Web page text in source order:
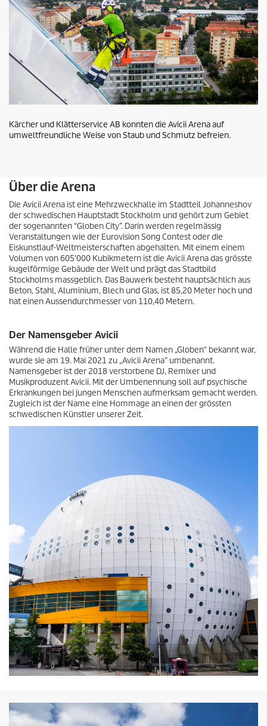
Kärcher und Klätterservice AB konnten die Avicii Arena auf
umweltfreundliche Weise von Staub und Schmutz befreien.
Über die Arena
Die Avicii Arena ist eine Mehrzweckhalle im Stadtteil Johanneshov
der schwedischen Hauptstadt Stockholm und gehört zum Gebiet
der sogenannten “Globen City”. Darin werden regelmässig
Veranstaltungen wie der Eurovision Song Contest oder die
Eiskunstlauf-Weltmeisterschaften abgehalten. Mit einem einem
Volumen von 605'000 Kubikmetern ist die Avicii Arena das grösste
kugelförmige Gebäude der Welt und prägt das Stadtbild
Stockholms massgeblich. Das Bauwerk besteht hauptsächlich aus
Beton, Stahl, Aluminium, Blech und Glas, ist 85,20 Meter hoch und
hat einen Aussendurchmesser von 110,40 Metern.
Der Namensgeber Avicii
Während die Halle früher unter dem Namen „Globen" bekannt war,
wurde sie am 19. Mai 2021 zu „Avicii Arena” umbenannt.
Namensgeber ist der 2018 verstorbene DJ, Remixer und
Musikproduzent Avicii. Mit der Umbenennung soll auf psychische
Erkrankungen bei jungen Menschen aufmerksam gemacht werden.
Zugleich ist der Name eine Hommage an einen der grössten
schwedischen Künstler unserer Zeit.